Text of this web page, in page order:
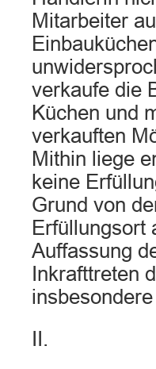
Mitarbeiter
verkaufe die
Küchen und
verkauften
Mithin liege
keine
Grund von
Erfüllungsort
Auffassung
Inkrafttreten
II.